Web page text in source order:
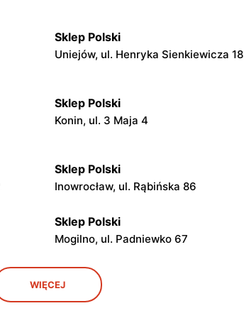
Sklep Polski
Uniejów, ul. Henryka Sienkiewicza 18
Sklep Polski
Konin, ul. 3 Maja 4
Sklep Polski
Inowrocław, ul. Rąbińska 86
Sklep Polski
Mogilno, ul. Padniewko 67
Sklep Polski
Witkowo, ul. Strzałkowska 2
WIĘCEJ